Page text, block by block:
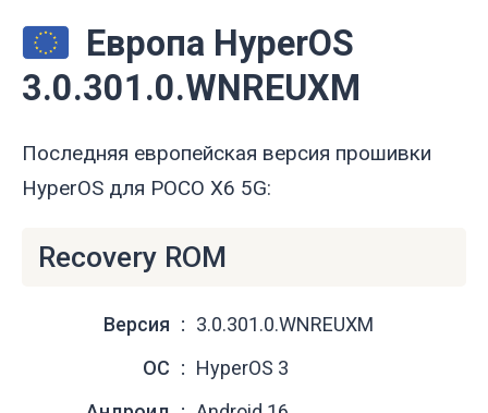
Европа HyperOS
3.0.301.0.WNREUXM
Последняя европейская версия прошивки
HyperOS для POCO X6 5G:
Recovery ROM
Версия
3.0.301.0.WNREUXM
ОС
HyperOS 3